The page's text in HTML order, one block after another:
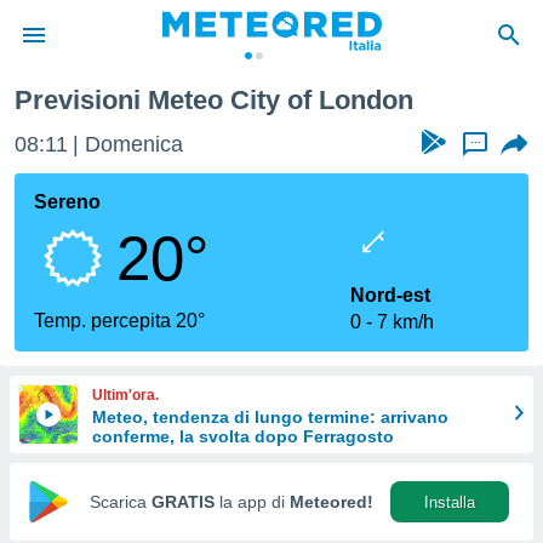
di
per
le
di
Web
Previsioni Meteo City of London
08:11 Domenica ...
Sereno
20°
Temp. percepita 20°
Nord-est
0
7 km/h
Ultim'ora.
Meteo, tendenza di lungo termine: arrivano
conferme, la svolta dopo Ferragosto
Scarica GRATIS la app di Meteored! Installa